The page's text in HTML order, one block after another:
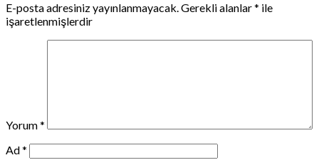
E-posta adresiniz yayınlanmayacak.Gerekli alanlar* ile
işaretlenmişlerdir
Yorum*
Ad*